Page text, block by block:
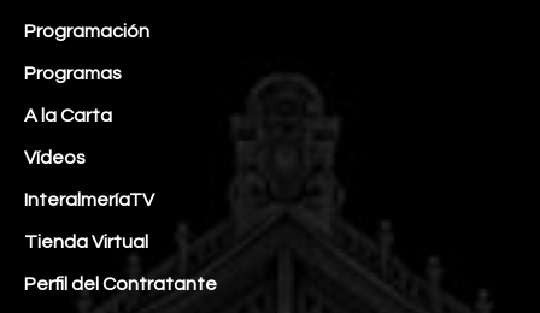
Programación
Programas
A la Carta
Vídeos
InteralmeríaTV
Tienda Virtual
Perfil del Contratante